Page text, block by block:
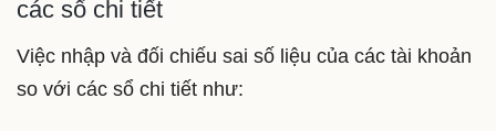
các sổ chi tiết
Việc nhập và đối chiếu sai số liệu của các tài khoản
so với các sổ chi tiết như: